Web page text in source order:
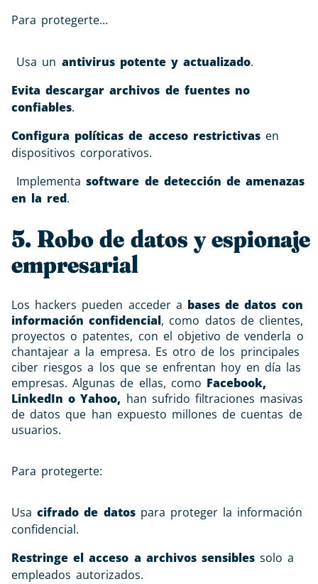
Para protegerte…
Usa un antivirus potente y actualizado.
Evita descargar archivos de fuentes no
confiables.
Configura políticas de acceso restrictivasen
dispositivos corporativos.
Implementasoftware de detección de amenazas
en la red.
5. Robo de datos y espionaje
empresarial
Los hackers pueden acceder a bases de datos con
información confidencial, como datos de clientes,
proyectos o patentes, con el objetivo de venderla o
chantajear a la empresa. Es otro de los principales
ciber riesgos a los que se enfrentan hoy en día las
empresas. Algunas de ellas, como Facebook,
LinkedIn o Yahoo, han sufrido filtraciones masivas
de datos que han expuesto millones de cuentas de
usuarios.
Para protegerte:
Usacifrado de datospara proteger la información
confidencial.
Restringe el acceso a archivos sensibles solo a
empleados autorizados.